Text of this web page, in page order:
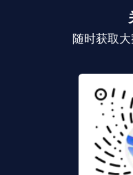
随时获取